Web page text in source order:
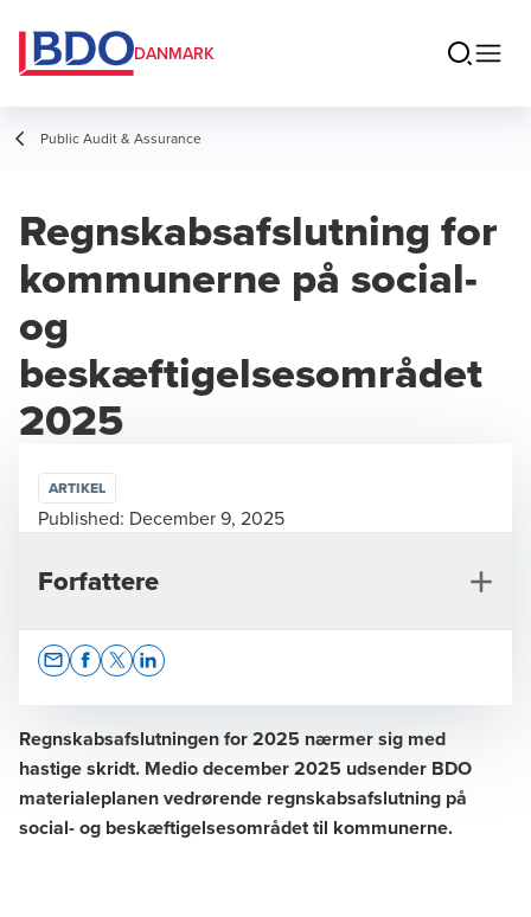
DANMARK
Public Audit & Assurance
Regnskabsafslutning for
kommunerne på social-
og
beskæftigelsesområdet
2025
Regnskabsafslutningen for 2025 nærmer sig med
hastige skridt. Medio december 2025 udsender BDO
materialeplanen vedrørende regnskabsafslutning på
social- og beskæftigelsesområdet til kommunerne.
ARTIKEL
Published: December 9, 2025
Forfattere
Pia Brandt Puggaard